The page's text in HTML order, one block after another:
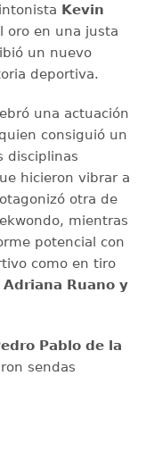
Kevin
oro en una justa
un nuevo
deportiva.
una actuación
quien consiguió un
disciplinas
hicieron vibrar a
otra de
mientras
potencial con
como en tiro
Adriana Ruano y
Pablo de la
sendas